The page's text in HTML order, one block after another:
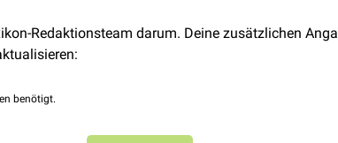
c die Konzentration des gelösten
Löslichkeit allerdings von der stoffspezifischen
Redaktionsteam darum. Deine zusätzlichen
benötigt.